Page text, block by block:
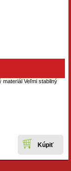
Veľmi stabilný